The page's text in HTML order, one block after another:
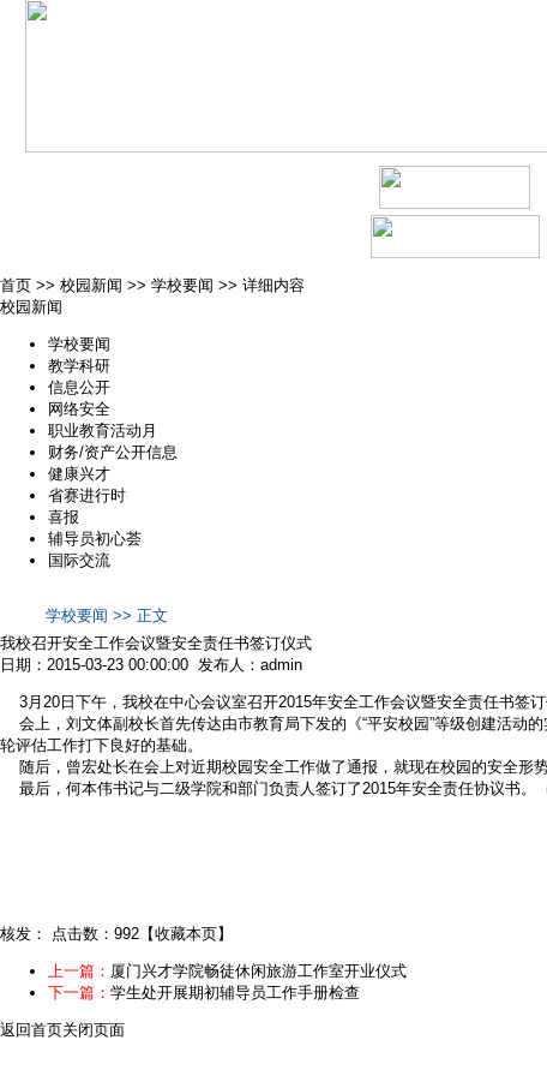
首页 >> 校园新闻 >> 学校要闻 >> 详细内容
校园新闻
学校要闻
教学科研
信息公开
网络安全
职业教育活动月
财务/资产公开信息
健康兴才
省赛进行时
喜报
辅导员初心荟
国际交流
学校要闻 >> 正文
我校召开安全工作会议暨安全责任书签订仪式
日期：2015-03-23 00:00:00 发布人：admin
3月20日下午，我校在中心会议室召开2015年安全工作会议暨安全责任书签
会上，刘文体副校长首先传达由市教育局下发的《“平安校园”等级创建活动
轮评估工作打下良好的基础。
随后，曾宏处长在会上对近期校园安全工作做了通报，就现在校园的安全形
最后，何本伟书记与二级学院和部门负责人签订了2015年安全责任协议书。
核发： 点击数：992 【收藏本页】
上一篇： 厦门兴才学院畅徒休闲旅游工作室开业仪式
下一篇： 学生处开展期初辅导员工作手册检查
返回首页关闭页面